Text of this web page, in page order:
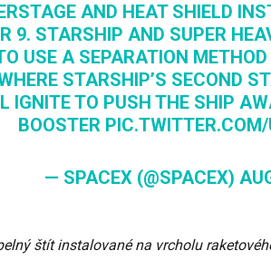
AND HEAT SHIELD
9. STARSHIP AND SUPER
USE A SEPARATION
STARSHIP’S SECOND
IGNITE TO PUSH THE SHIP
BOOSTER
— SPACEX (@SPACEX)
štít instalované na vrcholu